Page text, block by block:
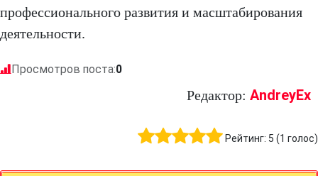
профессионального развития и масштабирования
деятельности.
Просмотров поста:0
Редактор: AndreyEx
Рейтинг: 5 (1 голос)